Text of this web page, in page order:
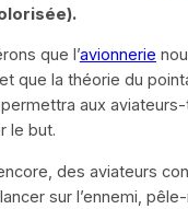
que l’avionnerie
que la théorie du
aux
le but.
des aviateurs
sur l’ennemi,